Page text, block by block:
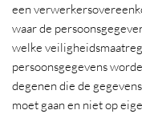
een
waar de
welke
persoonsgegevens
degenen die de
moet gaan en niet op